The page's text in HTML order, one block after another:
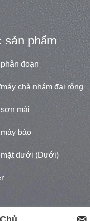
sản phẩm
đoạn
chà nhám đai rộng
sơn mài
bào
mặt dưới (Dưới)